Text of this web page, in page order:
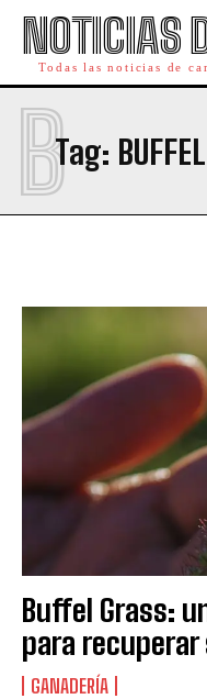
NOTICIAS
Todas las noticias de
Tag:
B
Buffel Grass:
para
GANADERÍA